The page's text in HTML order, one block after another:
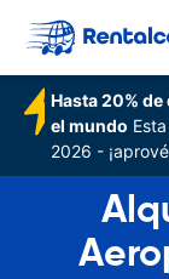
Hasta 20%
el mundo
2026 -